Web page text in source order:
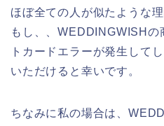
ほぼ全ての人が似たような
もし、、WEDDINGWISHの
トカードエラーが発生して
いただけると幸いです。
ちなみに私の場合は、